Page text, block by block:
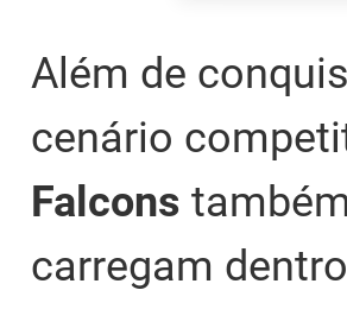
Além de
cenário
Falcons
carregam